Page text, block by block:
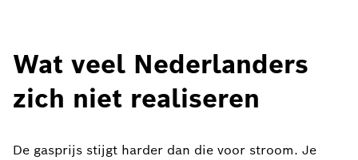
Wat veel Nederlanders
zich niet realiseren
De gasprijs stijgt harder dan die voor stroom. Je